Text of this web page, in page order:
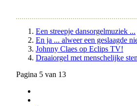
Een streepje dansorgelmuziek ...
En ja ... alweer een geslaagde
Johnny Claes op Eclips TV!
Draaiorgel met menschelijke
Pagina 5 van 13